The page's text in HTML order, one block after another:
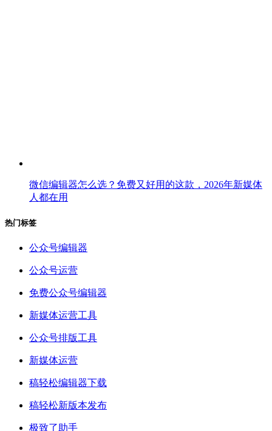
微信编辑器怎么选？免费又好用的这款，2026年新媒体
人都在用
热门标签
公众号编辑器
公众号运营
免费公众号编辑器
新媒体运营工具
公众号排版工具
新媒体运营
稿轻松编辑器下载
稿轻松新版本发布
极致了助手